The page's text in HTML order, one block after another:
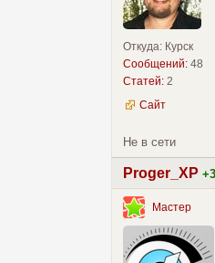
Откуда: Курск
Сообщений: 48
Статей: 2
Сайт
Не в сети
Proger_XP
Мастер